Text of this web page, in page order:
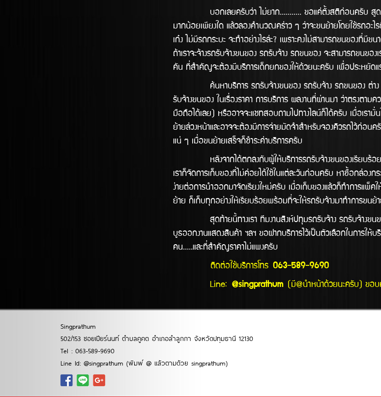
บอกเลยครับว่า ไม่ยาก........... ขอแค่ตั้งสติก่อนครับ สูดหาย
มากน้อยเพียงใด แล้วลองคำนวณคร่าว ๆ ว่าจะขนย้ายโดยใช้รถอ
เก๋ง ไม่มีรถกระบะ จะทำอย่างไรล่ะ? เพราะคงไม่สามารถขนของ
ถ้าเราจะจ้างรถรับจ้างขนของ รถรับจ้าง รถขนของ จะสามารถขนข
คัน ที่สำคัญจะต้องมีบริการเด็กยกของให้ด้วยนะครับ เพื่อประหยัดแร
ค้นหาบริการ รถรับจ้างขนของ รถรับจ้าง รถขนของ ต่าง ๆ ใ
รับจ้างขนของ ในเรื่องราคา การบริการ ผลงานทีี่ผ่านมา ว่าตรงตา
มือถือได้เลย) หรืออาจจะแชทสอบถามไปทางไลน์ก็ได้ครับ เมื่อเรา
ย้ายล่วงหน้าและอาจจะต้องมีการจ่ายมัดจำสำหรับจองคิวรถไว้ก่อน
แน่ ๆ เมื่อขนย้ายเสร็จก็ชำระค่าบริการครับ
หลังจากได้ตกลงกับผู้ให้บริการรถรับจ้างขนของเรียบร้อยแล้ว
เราก็จัดการเก็บของที่ไม่ค่อยได้ใช้ในแต่ละวันก่อนครับ หาซื้อกล่อง
ง่ายต่อการนำออกมาจัดเรียงใหม่ครับ เมื่อเก็บของแล้วก็ทำการแพ็ค
ย้าย ก็เก็บทุกอย่างให้เรียบร้อยพร้อมที่จะให้รถรับจ้างมาทำการขนย้า
สุดท้ายนี้ทางเรา ทีมงานสิงห์ปทุมรถรับจ้าง รถรับจ้างขนขอ
บูธออกงานแสดงสินค้า ฯลฯ ขอฝากบริการไว้เป็นตัวเลือกในการให้
คน.....และที่สำคัญราคาไม่แพงครับ
ติดต่อใช้บริการโทร 063-589-9690
Line: @singprathum(มี@นำหน้าด้วยนะครับ) ขอ
Singprathum
502/153 ซอยเปียร์นนท์ ตำบลคูคต อำเภอลำลูกกา จังหวัดปทุมธานี 12130
Tel : 063-589-9690
Line Id: @singprathum (พิมพ์ @ แล้วตามด้วย singprathum)